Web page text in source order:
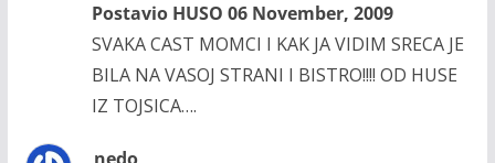
Postavio HUSO 06 November, 2009
SVAKA CAST MOMCI I KAK JA VIDIM SRECA JE
BILA NA VASOJ STRANI I BISTRO!!!! OD HUSE
IZ TOJSICA….